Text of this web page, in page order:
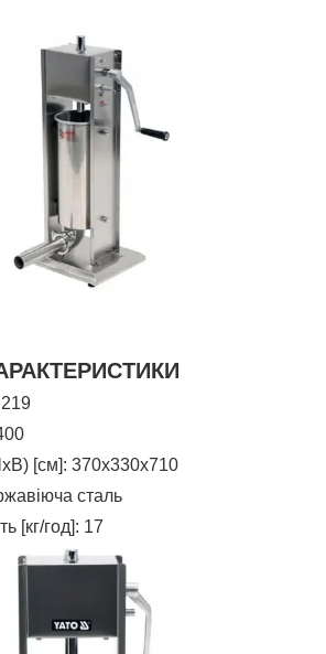
[см]: 370x330x710
сталь
[кг/год]: 17